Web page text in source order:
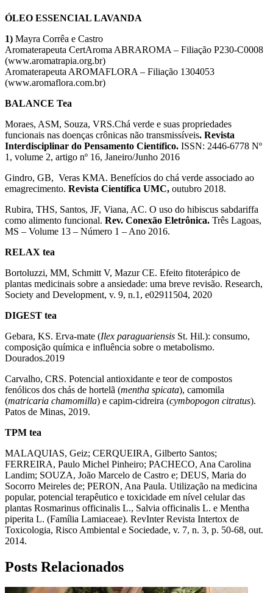
ÓLEO ESSENCIAL LAVANDA
1) Mayra Corrêa e Castro
Aromaterapeuta CertAroma ABRAROMA – Filiação P230-C0008
(www.aromatrapia.org.br)
Aromaterapeuta AROMAFLORA – Filiação 1304053
(www.aromaflora.com.br)
BALANCE Tea
Moraes, ASM, Souza, VRS.Chá verde e suas propriedades
funcionais nas doenças crônicas não transmissíveis. Revista
Interdisciplinar do Pensamento Científico. ISSN: 2446-6778 Nº
1, volume 2, artigo nº 16, Janeiro/Junho 2016
Gindro, GB, Veras KMA. Benefícios do chá verde associado ao
emagrecimento. Revista Científica UMC, outubro 2018.
Rubira, THS, Santos, JF, Viana, AC. O uso do hibiscus sabdariffa
como alimento funcional. Rev. Conexão Eletrônica. Três Lagoas,
MS – Volume 13 – Número 1 – Ano 2016.
RELAX tea
Bortoluzzi, MM, Schmitt V, Mazur CE. Efeito fitoterápico de
plantas medicinais sobre a ansiedade: uma breve revisão. Research,
Society and Development, v. 9, n.1, e02911504, 2020
DIGEST tea
Gebara, KS. Erva-mate (Ilex paraguariensis St. Hil.): consumo,
composição química e influência sobre o metabolismo.
Dourados.2019
Carvalho, CRS. Potencial antioxidante e teor de compostos
fenólicos dos chás de hortelã (mentha spicata), camomila
(matricaria chamomilla) e capim-cidreira (cymbopogon citratus).
Patos de Minas, 2019.
TPM tea
MALAQUIAS, Geiz; CERQUEIRA, Gilberto Santos;
FERREIRA, Paulo Michel Pinheiro; PACHECO, Ana Carolina
Landim; SOUZA, João Marcelo de Castro e; DEUS, Maria do
Socorro Meireles de; PERON, Ana Paula. Utilização na medicina
popular, potencial terapêutico e toxicidade em nível celular das
plantas Rosmarinus officinalis L., Salvia officinalis L. e Mentha
piperita L. (Família Lamiaceae). RevInter Revista Intertox de
Toxicologia, Risco Ambiental e Sociedade, v. 7, n. 3, p. 50-68, out.
2014.
Posts Relacionados